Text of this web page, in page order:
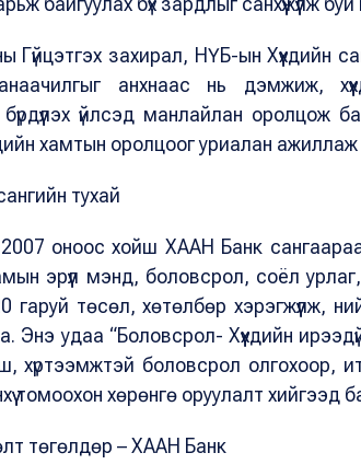
Гүйцэтгэх захирал, НҮБ-ын Хүүхдийн
анхнаас нь дэмжиж,
үйлсэд манлайлан оролцож
хамтын оролцоог уриалан ажиллаж
тухай
оноос хойш ХААН Банк
амын эрүүл мэнд, боловсрол, соёл
гаруй төсөл, хөтөлбөр хэрэгжүүлж,
Энэ удаа “Боловсрол- Хүүхдийн
хүртээмжтэй боловсрол
томоохон хөрөнгө оруулалт хийгээд
төгөлдөр – ХААН Банк